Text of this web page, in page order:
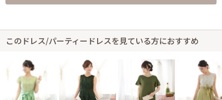
このドレス/パーティードレスを見ている方におすすめ